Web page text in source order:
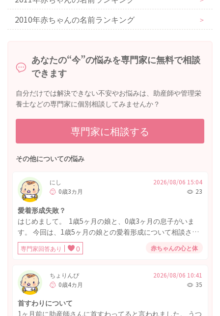
2010年赤ちゃんの名前ランキング ＞
あなたの“今”の悩みを専門家に無料で相談
できます
自分だけでは解決できない不安やお悩みは、助産師や管理栄
養士などの専門家に個別相談してみませんか？
専門家に相談する
その他についての悩み
にし
0歳3カ月
2026/08/06 15:04
23
愛着形成失敗？
はじめまして。 1歳5ヶ月の娘と、0歳3ヶ月の息子がいま
す。 今回は、1歳5ヶ月の娘との愛着形成について相談させ
てください。 下の子出産までの1年2ヶ月間、平日日中のお
世話は私が担当していました。 パパは朝みんなが寝てる中
はいつもやってくれていました。 (離乳食作り、お風呂上が
りの保湿は私です。) 土日は休みなので、私と半々くらいで
育児を担当してくれていました。 ママじゃないと泣き止ま
ない時期があったり、パパの寝かしつけでは興奮して寝な
専門家回答あり 0 赤ちゃんの心と体
ちょりんぴ
0歳4カ月
2026/08/06 10:41
35
首すわりについて
1ヶ月前に助産師さんに首すわってると言われました。 うつ